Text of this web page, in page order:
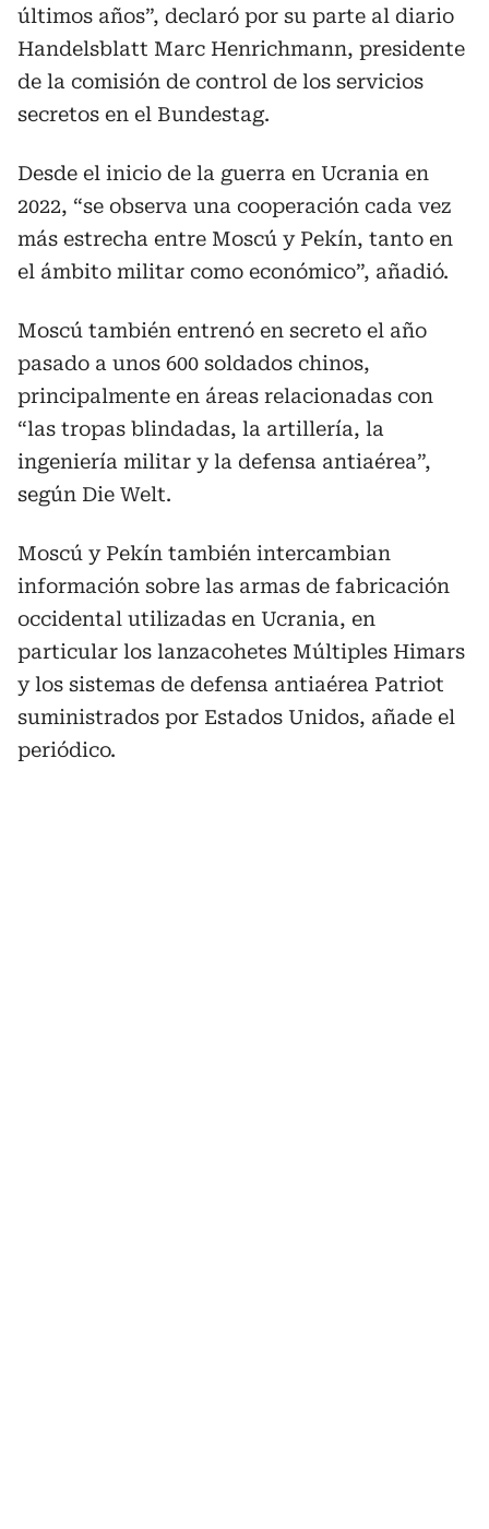
últimos años”, declaró por su parte al diario
Handelsblatt Marc Henrichmann, presidente
de la comisión de control de los servicios
secretos en el Bundestag.
Desde el inicio de la guerra en Ucrania en
2022, “se observa una cooperación cada vez
más estrecha entre Moscú y Pekín, tanto en
el ámbito militar como económico”, añadió.
Moscú también entrenó en secreto el año
pasado a unos 600 soldados chinos,
principalmente en áreas relacionadas con
“las tropas blindadas, la artillería, la
ingeniería militar y la defensa antiaérea”,
según Die Welt.
Moscú y Pekín también intercambian
información sobre las armas de fabricación
occidental utilizadas en Ucrania, en
particular los lanzacohetes Múltiples Himars
y los sistemas de defensa antiaérea Patriot
suministrados por Estados Unidos, añade el
periódico.